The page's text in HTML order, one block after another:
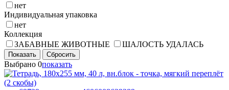
нет
Индивидуальная упаковка
нет
Коллекция
ЗАБАВНЫЕ ЖИВОТНЫЕ
ШАЛОСТЬ УДАЛАСЬ
Показать Сбросить
Выбрано 0показать